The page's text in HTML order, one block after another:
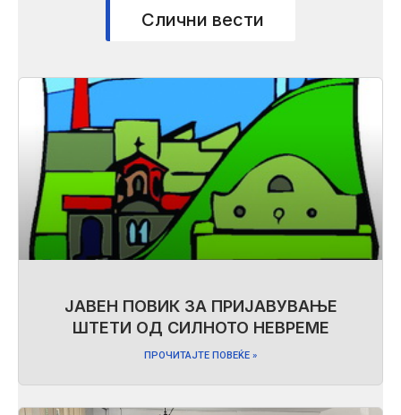
Слични вести
ЈАВЕН ПОВИК ЗА ПРИЈАВУВАЊЕ
ШТЕТИ ОД СИЛНОТО НЕВРЕМЕ
ПРОЧИТАЈТЕ ПОВЕЌЕ »